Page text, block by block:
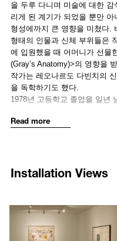
을 두루 다니며 미술에 대한
리게 된 계기가 되었을 뿐만
형성에까지 큰 영향을 미쳤다.
형태의 인물과 신체 부위들은
에 입원했을 때 어머니가 선물
(Gray’s Anatomy)>의 영향을
작가는 레오나르도 다빈치의
을 독학하기도 했다.
1978년 고등학교 졸업을 일년
그는 맨하튼의 건물 외벽에 스
의 주요 작가들, 특히 잭슨 폴
영향을 미쳤다. 톰블리의 작품
라주, 또 그리는 법을 동시에
팝 미술계의 가장 중요한 딜러
Read more
Installation Views
/upload/installations/